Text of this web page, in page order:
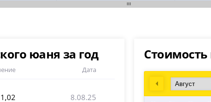
юаня за год
Дата
8.08.25
Prev